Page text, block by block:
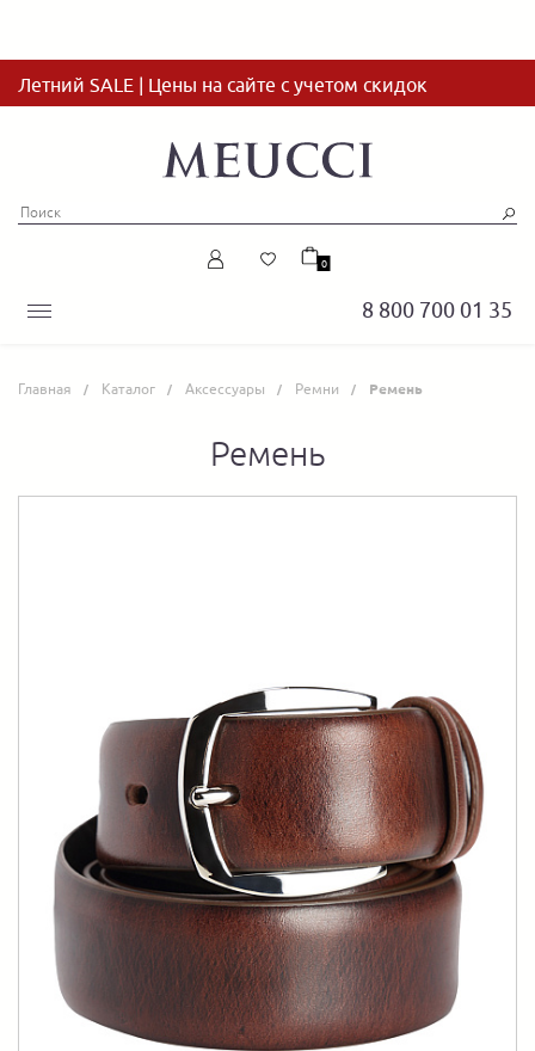
Летний SALE | Цены на сайте с учетом скидок
8 800 700 01 35
0
Главная Каталог Аксессуары Ремни Ремень
Ремень